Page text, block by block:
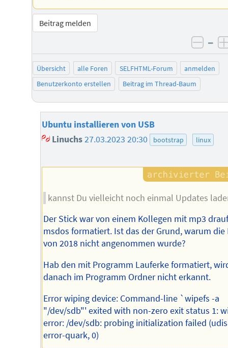
Beitrag melden
–
Übersicht alle Foren SELFHTML-Forum
anmelden
Benutzerkonto erstellen
Beitrag im Thread-Baum
Ubuntu installieren von USB
Linuchs27.03.2023 20:30 bootstrap linux
kannst Du vielleicht noch einmal Updates
Der Stick war von einem Kollegen mit mp3
msdos formatiert. Ist das der Grund, warum die
von 2018 nicht angenommen wurde?
Hab den mit Programm Lauferke formatiert,
danach im Programm Ordner nicht erkannt.
Error wiping device: Command-line `wipefs -a
"/dev/sdb"' exited with non-zero exit status 1:
error: /dev/sdb: probing initialization failed
error-quark, 0)